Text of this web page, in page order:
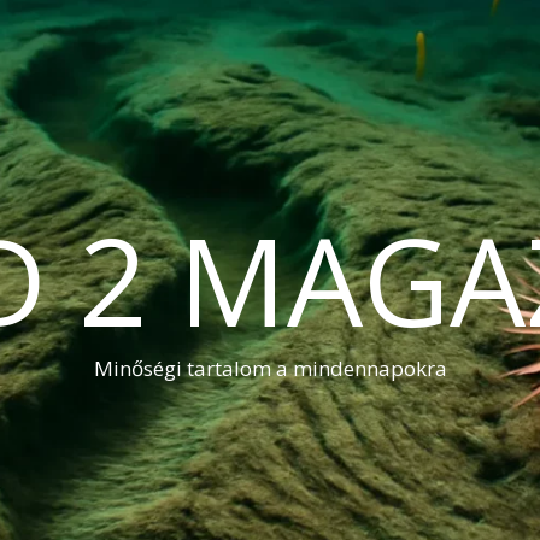
2
Minőségi tartalom a mindennapokra